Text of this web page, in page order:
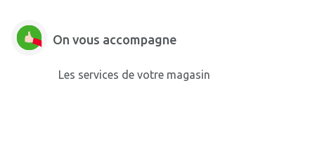
On vous accompagne
Les services de votre magasin